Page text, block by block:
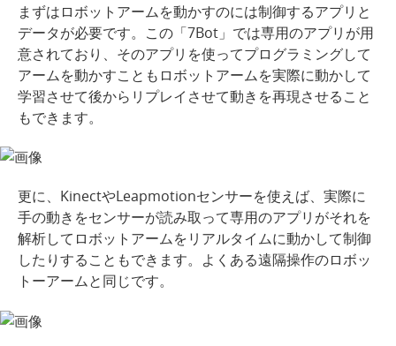
まずはロボットアームを動かすのには制御するアプリと
データが必要です。この「7Bot」では専用のアプリが用
意されており、そのアプリを使ってプログラミングして
アームを動かすこともロボットアームを実際に動かして
学習させて後からリプレイさせて動きを再現させること
もできます。
更に、KinectやLeapmotionセンサーを使えば、実際に
手の動きをセンサーが読み取って専用のアプリがそれを
解析してロボットアームをリアルタイムに動かして制御
したりすることもできます。よくある遠隔操作のロボッ
トーアームと同じです。